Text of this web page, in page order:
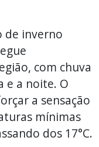
de inverno
com chuva
e a noite. O
a sensação
mínimas
dos 17°C.